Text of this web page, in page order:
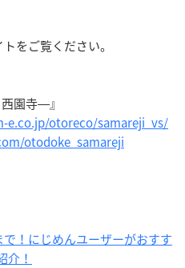
をご覧ください。
園寺―』
e.co.jp/otoreco/samareji_vs/
otodoke_samareji
！にじめんユーザーがおすす
介！